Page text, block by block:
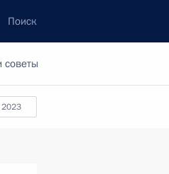
Поиск
советы
2023